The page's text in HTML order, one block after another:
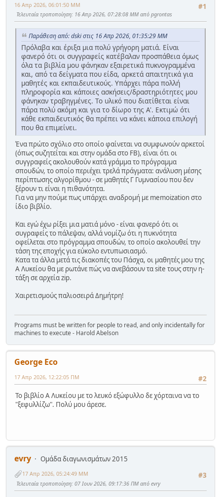
#1
16 Απρ 2026, 06:01:50 ΜΜ
Τελευταία τροποποίηση: 16 Απρ 2026, 07:28:08 ΜΜ από pgrontas
Παράθεση από: dski στις 16 Απρ 2026, 01:35:29 ΜΜ
Πρόλαβα και έριξα μια πολύ γρήγορη ματιά. Είναι
φανερό ότι οι συγγραφείς κατέβαλαν προσπάθεια όμως
όλα τα βιβλία μου φάνηκαν εξαιρετικά πυκνογραμμένα
και, από τα δείγματα που είδα, αρκετά απαιτητικά για
μαθητές και εκπαιδευτικούς. Υπάρχει πάρα πολλή
πληροφορία και κάποιες ασκήσεις/δραστηριότητες μου
φάνηκαν τραβηγμένες. Το υλικό που διατίθεται είναι
πάρα πολύ ακόμη και για το δίωρο της Α'. Εκτιμώ ότι
κάθε εκπαιδευτικός θα πρέπει να κάνει κάποια επιλογή
που θα επιμείνει.
Ένα πρώτο σχόλιο στο οποίο φαίνεται να συμφωνούν αρκετοί
(όπως συζητείται και στην ομάδα στο FB), είναι ότι οι
συγγραφείς ακολουθούν κατά γράμμα το πρόγραμμα
σπουδών, το οποίο περιέχει τρελά πράγματα: ανάλυση μέσης
περίπτωσης αλγορίθμου - σε μαθητές Γ Γυμνασίου που δεν
ξέρουν τι είναι η πιθανότητα.
Για να μην πούμε πως υπάρχει αναδρομή με memoization στο
ίδιο βιβλίο.
Και εγώ έχω ρίξει μια ματιά μόνο - είναι φανερό ότι οι
συγραφείς το πάλεψαν, αλλά νομίζω ότι η πυκνότητα
οφείλεται στο πρόγραμμα σπουδών, το οποίο ακολουθεί την
τάση της εποχής για εύκολο εντυπωσιασμό.
Κατα τα άλλα μετά τις διακοπές του Πάσχα, οι μαθητές μου της
Α Λυκείου θα με ρωτάνε πώς να ανεβάσουν τα site τους στην η-
τάξη σε αρχεία zip.
Χαιρετισμούς παλιοσειρά Δημήτρη!
Programs must be written for people to read, and only incidentally for
machines to execute - Harold Abelson
George Eco
#2
17 Απρ 2026, 12:22:05 ΠΜ
Το βιβλίο Α Λυκείου με το λευκό εξώφυλλο δε χόρταινα να το
"ξεφυλλίζω". Πολύ μου άρεσε.
evry
Ομάδα διαγωνισμάτων 2015
#3
17 Απρ 2026, 05:24:49 ΜΜ
Τελευταία τροποποίηση: 07 Ιουν 2026, 09:17:36 ΠΜ από evry